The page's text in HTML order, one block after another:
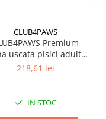
CLUB4PAWS
Premium
uscata pisici adulte,
Pui, 14kg
218,61 lei
IN STOC